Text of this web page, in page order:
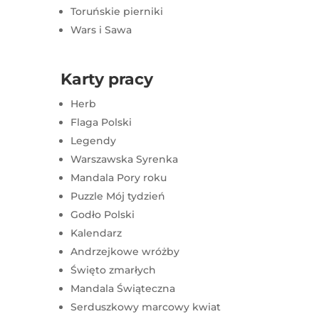
Toruńskie pierniki
Wars i Sawa
Karty pracy
Herb
Flaga Polski
Legendy
Warszawska Syrenka
Mandala Pory roku
Puzzle Mój tydzień
Godło Polski
Kalendarz
Andrzejkowe wróżby
Święto zmarłych
Mandala Świąteczna
Serduszkowy marcowy kwiat